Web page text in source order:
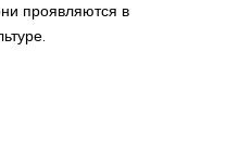
проявляются в